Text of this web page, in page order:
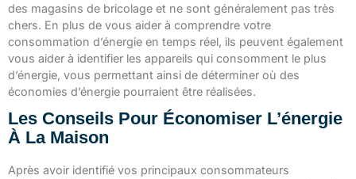
des magasins de bricolage et ne sont généralement pas très
chers. En plus de vous aider à comprendre votre
consommation d’énergie en temps réel, ils peuvent également
vous aider à identifier les appareils qui consomment le plus
d’énergie, vous permettant ainsi de déterminer où des
économies d’énergie pourraient être réalisées.
Les Conseils Pour Économiser L’énergie
À La Maison
Après avoir identifié vos principaux consommateurs